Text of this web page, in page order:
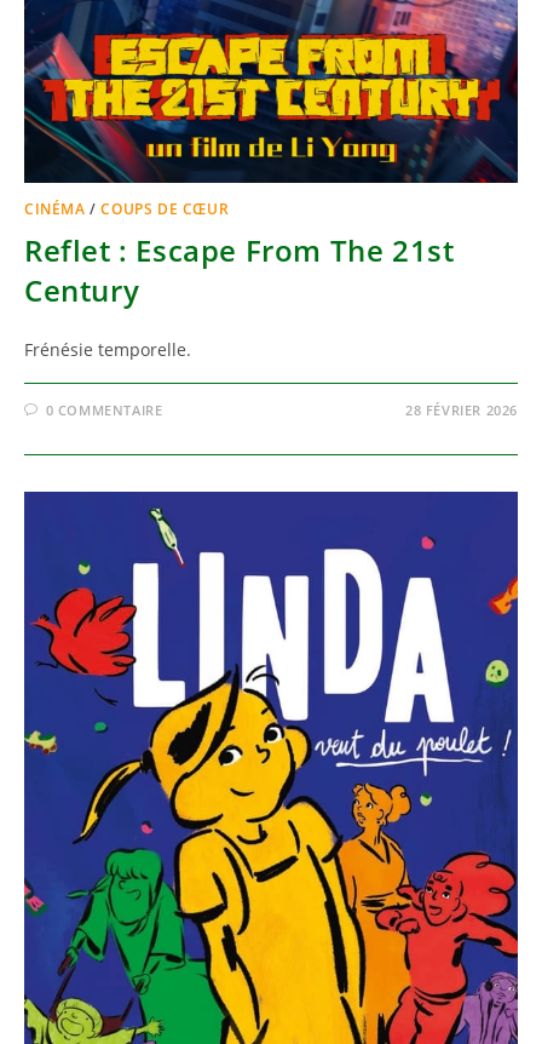
CINÉMA /COUPS DE CŒUR
Reflet : Escape From The 21st
Century
Frénésie temporelle.
0 COMMENTAIRE 28 FÉVRIER 2026